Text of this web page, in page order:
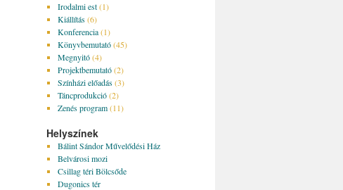
Irodalmi est(1)
Kiállítás(6)
Konferencia(1)
Könyvbemutató(45)
Megnyitó(4)
Projektbemutató(2)
Színházi előadás(3)
Táncprodukció(2)
Zenés program(11)
Helyszínek
Bálint Sándor Művelődési Ház
Belvárosi mozi
Csillag téri Bölcsőde
Dugonics tér